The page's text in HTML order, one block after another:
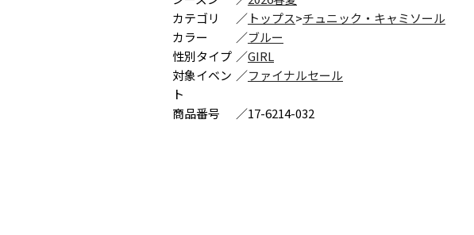
カテゴリ
／ トップス>チュニック・キャミソール
カラー
／ブルー
性別タイプ ／GIRL
対象イベン
ト
／ファイナルセール
商品番号 ／17-6214-032